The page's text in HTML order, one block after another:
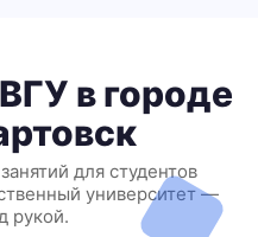
в городе
для студентов
университет —
рукой.